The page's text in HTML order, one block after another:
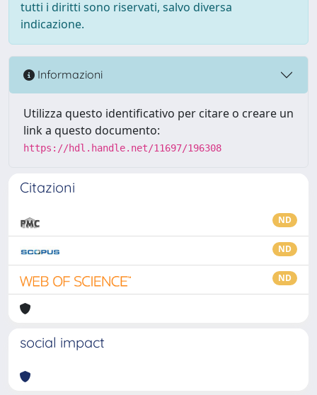
tutti i diritti sono riservati, salvo diversa
indicazione.
Informazioni
Utilizza questo identificativo per citare o creare un
link a questo documento:
https://hdl.handle.net/11697/196308
Citazioni
ND
ND
ND
social impact